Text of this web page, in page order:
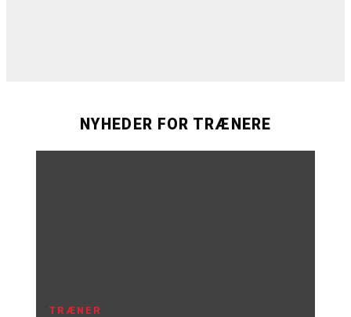
NYHEDER FOR TRÆNERE
TRÆNER